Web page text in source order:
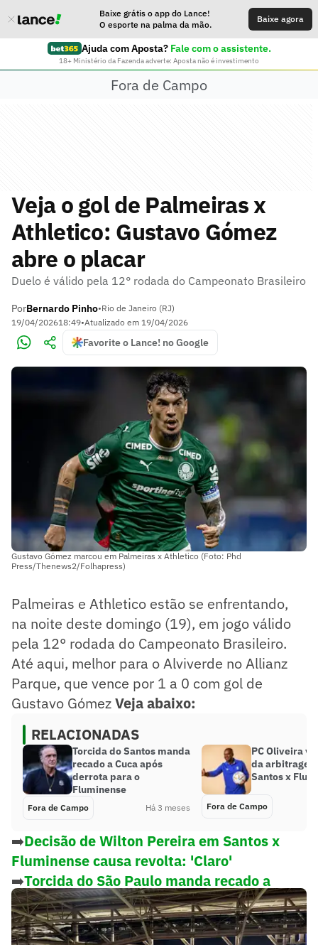
Baixe grátis o app do Lance!
O esporte na palma da mão.
Baixe agora
Ajuda com Aposta? Fale com o assistente.
18+ Ministério da Fazenda adverte: Aposta não é investimento
Fora de Campo
Veja o gol de Palmeiras x
Athletico: Gustavo Gómez
abre o placar
Duelo é válido pela 12° rodada do Campeonato Brasileiro
PorBernardo Pinho•Rio de Janeiro (RJ)
19/04/202618:49•Atualizado em 19/04/2026
Favorite o Lance! no Google
Gustavo Gómez marcou em Palmeiras x Athletico (Foto: Phd
Press/Thenews2/Folhapress)
Palmeiras e Athletico estão se enfrentando,
na noite deste domingo (19), em jogo válido
pela 12° rodada do Campeonato Brasileiro.
Até aqui, melhor para o Alviverde no Allianz
Parque, que vence por 1 a 0 com gol de
Gustavo GómezVeja abaixo:
RELACIONADAS
Torcida do Santos manda
recado a Cuca após
derrota para o
Fluminense
Fora de Campo Há 3 meses
PC Oliveira
da
Santos x
Fora de Campo
➡️Decisão de Wilton Pereira em Santos x
Fluminense causa revolta: 'Claro'
➡️Torcida do São Paulo manda recado a
Roger Machado após derrota